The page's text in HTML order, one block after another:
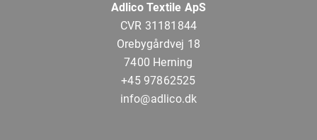
Adlico Textile ApS
CVR 31181844
Orebygårdvej 18
7400 Herning
+45 97862525
info@adlico.dk